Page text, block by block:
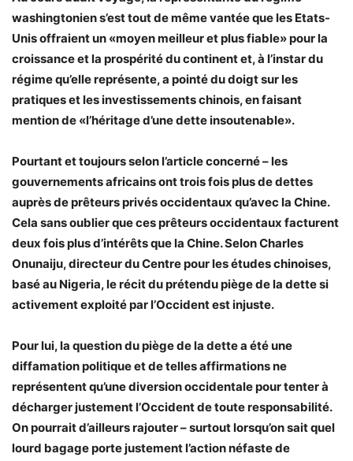
washingtonien s’est tout de même vantée que les Etats-
Unis offraient un «moyen meilleur et plus fiable» pour la
croissance et la prospérité du continent et, à l’instar du
régime qu’elle représente, a pointé du doigt sur les
pratiques et les investissements chinois, en faisant
mention de «l’héritage d’une dette insoutenable».
Pourtant et toujours selon l’article concerné – les
gouvernements africains ont trois fois plus de dettes
auprès de prêteurs privés occidentaux qu’avec la Chine.
Cela sans oublier que ces prêteurs occidentaux facturent
deux fois plus d’intérêts que la Chine. Selon Charles
Onunaiju, directeur du Centre pour les études chinoises,
basé au Nigeria, le récit du prétendu piège de la dette si
activement exploité par l’Occident est injuste.
Pour lui, la question du piège de la dette a été une
diffamation politique et de telles affirmations ne
représentent qu’une diversion occidentale pour tenter à
décharger justement l’Occident de toute responsabilité.
On pourrait d’ailleurs rajouter – surtout lorsqu’on sait quel
lourd bagage porte justement l’action néfaste de